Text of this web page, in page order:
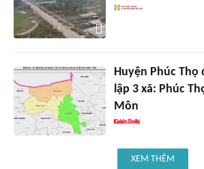
Huyện Phúc
lập 3 xã: Phúc
Môn
XEM THÊM